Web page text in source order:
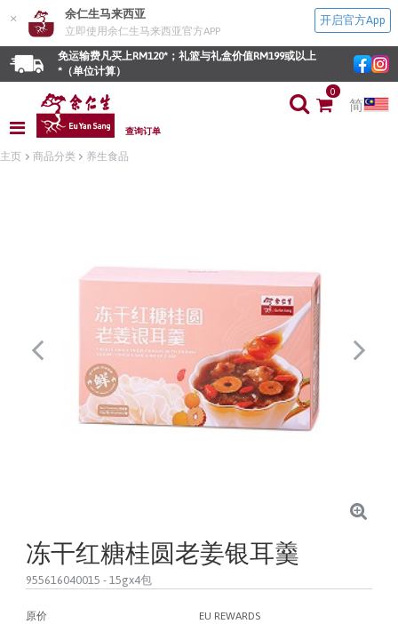
× 余仁生马来西亚
立即使用余仁生马来西亚官方APP
开启官方App
免运输费凡买上RM120*；礼篮与礼盒价值RM199或以上
*（单位计算）
查询订单
0
简
主页 商品分类 养生食品
冻干红糖桂圆老姜银耳羹
955616040015 - 15gx4包
原价 EU REWARDS